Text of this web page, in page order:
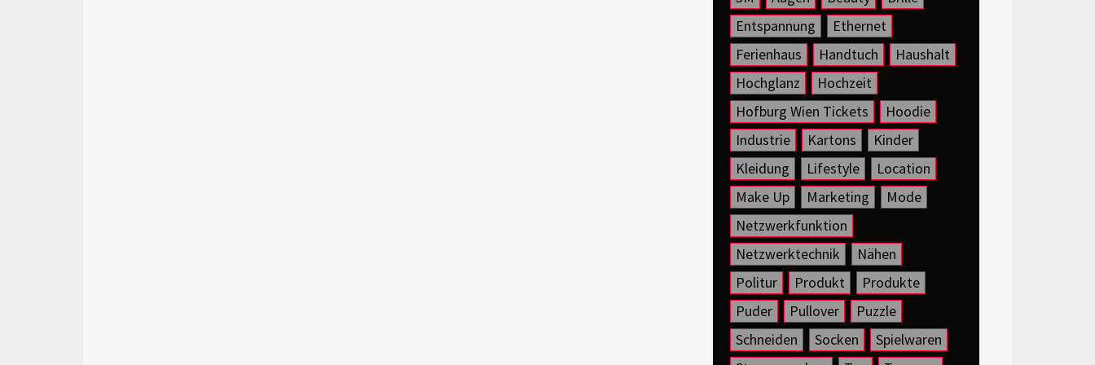
Entspannung
Ethernet
Ferienhaus
Handtuch
Haushalt
Hochglanz
Hochzeit
Hofburg Wien Tickets
Hoodie
Industrie
Kartons
Kinder
Kleidung
Lifestyle
Location
Make Up
Marketing
Mode
Netzwerkfunktion
Netzwerktechnik
Nähen
Politur
Produkt
Produkte
Puder
Pullover
Puzzle
Schneiden
Socken
Spielwaren